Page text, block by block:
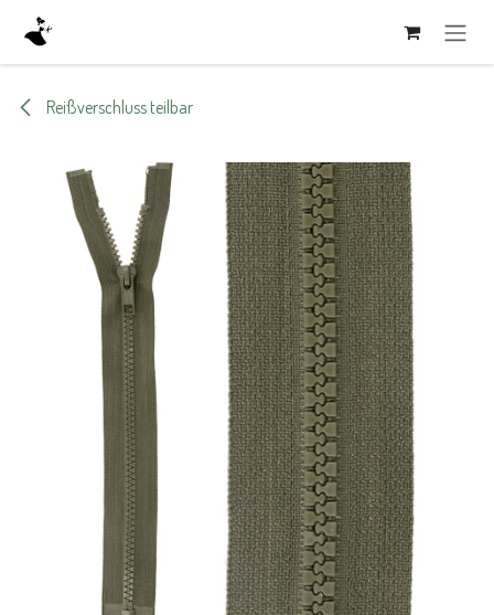
Zum Inhalt springen
Reißverschluss teilbar